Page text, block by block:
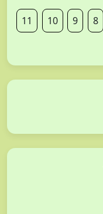
8
9
10
11